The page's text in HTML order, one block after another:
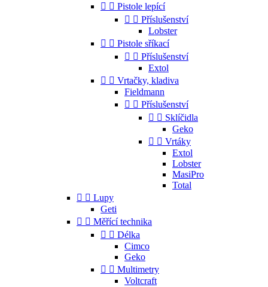
  Pistole lepící
  Příslušenství
Lobster
  Pistole sříkací
  Příslušenství
Extol
  Vrtačky, kladiva
Fieldmann
  Příslušenství
  Sklíčidla
Geko
  Vrtáky
Extol
Lobster
MasiPro
Total
  Lupy
Geti
  Měřící technika
  Délka
Cimco
Geko
  Multimetry
Voltcraft